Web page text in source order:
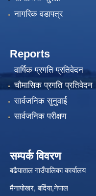
नागरिक वडापत्र
Reports
वार्षिक प्रगति प्रतिवेदन
चौमासिक प्रगति प्रतिवेदन
सार्वजनिक सुनुवाई
सार्वजनिक परीक्षण
सम्पर्क विवरण
बढैयाताल गाउँपालिका कार्यालय
मैनापोखर, बर्दिया,नेपाल